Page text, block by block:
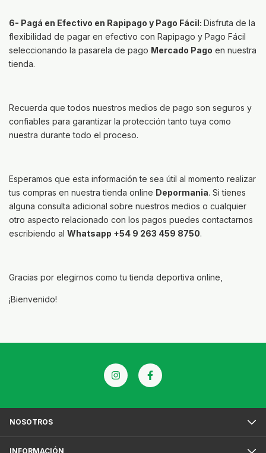
6- Pagá en Efectivo en Rapipago y Pago Fácil: Disfruta de la
flexibilidad de pagar en efectivo con Rapipago y Pago Fácil
seleccionando la pasarela de pago Mercado Pago en nuestra
tienda.
Recuerda que todos nuestros medios de pago son seguros y
confiables para garantizar la protección tanto tuya como
nuestra durante todo el proceso.
Esperamos que esta información te sea útil al momento realizar
tus compras en nuestra tienda online Depormania. Si tienes
alguna consulta adicional sobre nuestros medios o cualquier
otro aspecto relacionado con los pagos puedes contactarnos
escribiendo al Whatsapp +54 9 263 459 8750.
Gracias por elegirnos como tu tienda deportiva online,
¡Bienvenido!
NOSOTROS
INFORMACIÓN